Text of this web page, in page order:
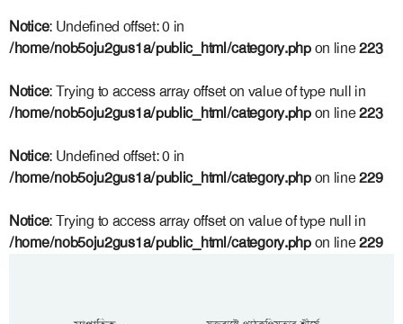
Notice: Undefined offset: 0 in
/home/nob5oju2gus1a/public_html/category.phpon line223
Notice: Trying to access array offset on value of type null in
/home/nob5oju2gus1a/public_html/category.phpon line223
Notice: Undefined offset: 0 in
/home/nob5oju2gus1a/public_html/category.phpon line229
Notice: Trying to access array offset on value of type null in
/home/nob5oju2gus1a/public_html/category.phpon line229